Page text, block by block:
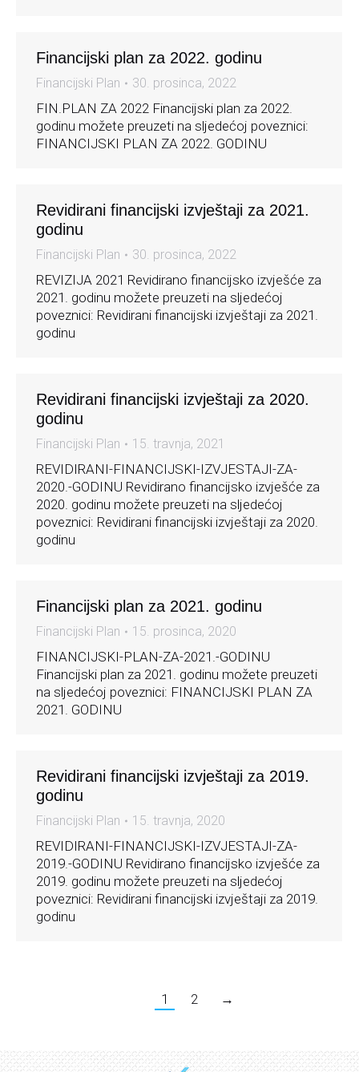
Financijski plan za 2022. godinu
Financijski Plan 30. prosinca, 2022
FIN.PLAN ZA 2022 Financijski plan za 2022.
godinu možete preuzeti na sljedećoj poveznici:
FINANCIJSKI PLAN ZA 2022. GODINU
Revidirani financijski izvještaji za 2021.
godinu
Financijski Plan 30. prosinca, 2022
REVIZIJA 2021 Revidirano financijsko izvješće za
2021. godinu možete preuzeti na sljedećoj
poveznici: Revidirani financijski izvještaji za 2021.
godinu
Revidirani financijski izvještaji za 2020.
godinu
Financijski Plan 15. travnja, 2021
REVIDIRANI-FINANCIJSKI-IZVJESTAJI-ZA-
2020.-GODINU Revidirano financijsko izvješće za
2020. godinu možete preuzeti na sljedećoj
poveznici: Revidirani financijski izvještaji za 2020.
godinu
Financijski plan za 2021. godinu
Financijski Plan 15. prosinca, 2020
FINANCIJSKI-PLAN-ZA-2021.-GODINU
Financijski plan za 2021. godinu možete preuzeti
na sljedećoj poveznici: FINANCIJSKI PLAN ZA
2021. GODINU
Revidirani financijski izvještaji za 2019.
godinu
Financijski Plan 15. travnja, 2020
REVIDIRANI-FINANCIJSKI-IZVJESTAJI-ZA-
2019.-GODINU Revidirano financijsko izvješće za
2019. godinu možete preuzeti na sljedećoj
poveznici: Revidirani financijski izvještaji za 2019.
godinu
1 2 →